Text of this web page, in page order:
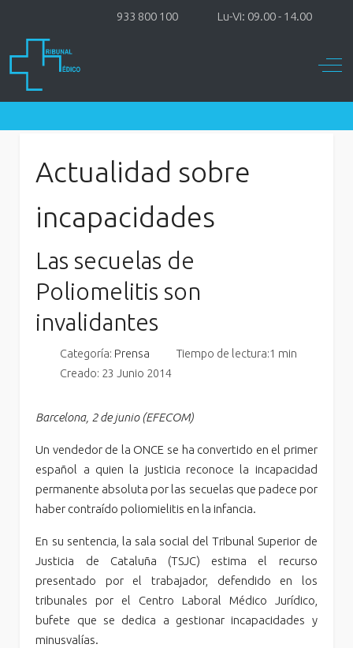
933 800 100 Lu-Vi: 09.00 - 14.00
Off-
Actualidad sobre
incapacidades
Las secuelas de
Poliomelitis son
invalidantes
Categoría: Prensa
Tiempo de lectura:1 min
Creado: 23 Junio 2014
Barcelona, 2 de junio (EFECOM)
Un vendedor de la ONCE se ha convertido en el primer
español a quien la justicia reconoce la incapacidad
permanente absoluta por las secuelas que padece por
haber contraído poliomielitis en la infancia.
En su sentencia, la sala social del Tribunal Superior de
Justicia de Cataluña (TSJC) estima el recurso
presentado por el trabajador, defendido en los
tribunales por el Centro Laboral Médico Jurídico,
bufete que se dedica a gestionar incapacidades y
minusvalías.